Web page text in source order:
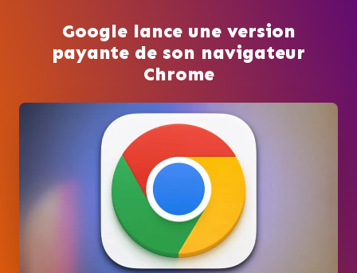
Google lance une version
payante de son navigateur
Chrome